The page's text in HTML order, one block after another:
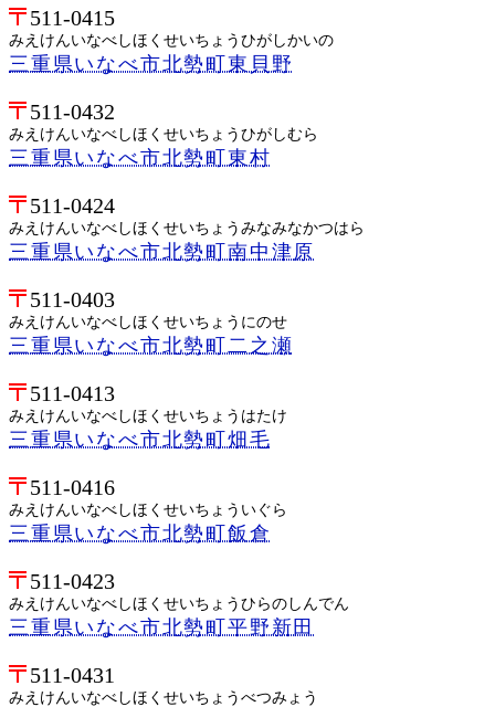
511-0415
みえけんいなべしほくせいちょうひがしかいの
三重県いなべ市北勢町東貝野
511-0432
みえけんいなべしほくせいちょうひがしむら
三重県いなべ市北勢町東村
511-0424
みえけんいなべしほくせいちょうみなみなかつはら
三重県いなべ市北勢町南中津原
511-0403
みえけんいなべしほくせいちょうにのせ
三重県いなべ市北勢町二之瀬
511-0413
みえけんいなべしほくせいちょうはたけ
三重県いなべ市北勢町畑毛
511-0416
みえけんいなべしほくせいちょういぐら
三重県いなべ市北勢町飯倉
511-0423
みえけんいなべしほくせいちょうひらのしんでん
三重県いなべ市北勢町平野新田
511-0431
みえけんいなべしほくせいちょうべつみょう